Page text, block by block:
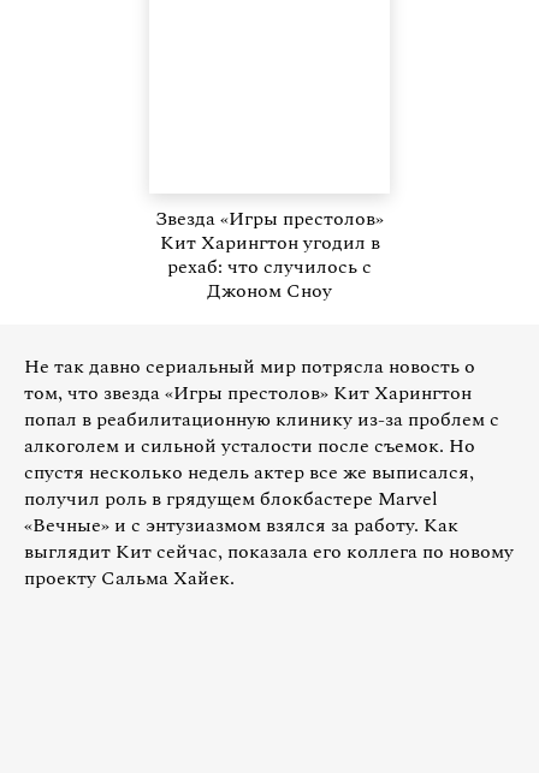
Звезда «Игры престолов»
Кит Харингтон угодил в
рехаб: что случилось с
Джоном Сноу
Не так давно сериальный мир потрясла новость о
том, что звезда «Игры престолов» Кит Харингтон
попал в реабилитационную клинику из-за проблем с
алкоголем и сильной усталости после съемок. Но
спустя несколько недель актер все же выписался,
получил роль в грядущем блокбастере Marvel
«Вечные» и с энтузиазмом взялся за работу. Как
выглядит Кит сейчас, показала его коллега по новому
проекту Сальма Хайек.